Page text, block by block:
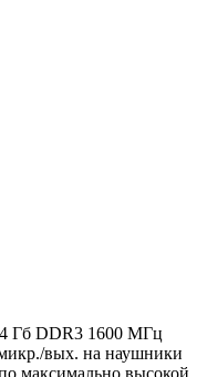
4 Гб DDR3 1600 МГц
вых. на наушники
максимально высокой